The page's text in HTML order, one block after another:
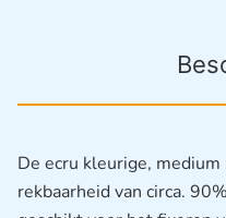
De ecru kleurige,
rekbaarheid van circa.